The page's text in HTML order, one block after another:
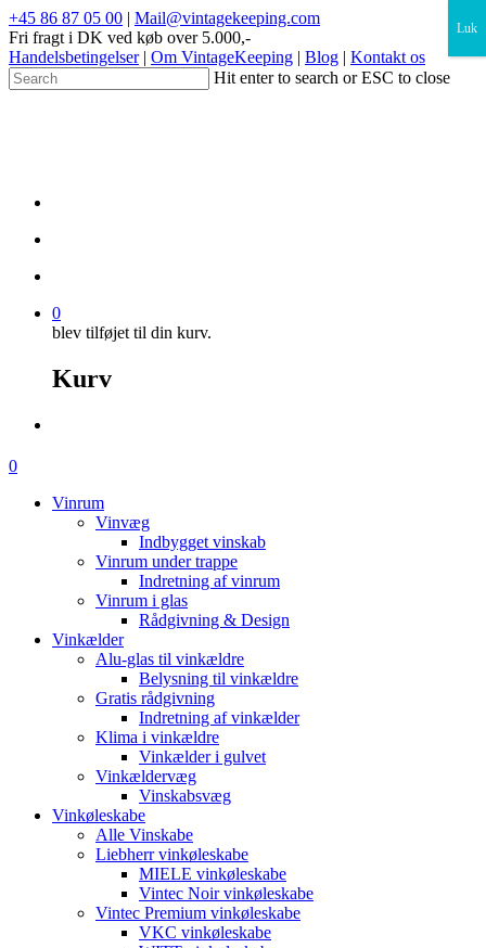
+45 86 87 05 00 | Mail@vintagekeeping.com
Fri fragt i DK ved køb over 5.000,-
Handelsbetingelser| Om VintageKeeping | Blog | Kontakt os
Hit enter to search or ESC to close
0
blev tilføjet til din kurv.
Kurv
0
Vinrum
Vinvæg
Indbygget vinskab
Vinrum under trappe
Indretning af vinrum
Vinrum i glas
Rådgivning & Design
Vinkælder
Alu-glas til vinkældre
Belysning til vinkældre
Gratis rådgivning
Indretning af vinkælder
Klima i vinkældre
Vinkælder i gulvet
Vinkældervæg
Vinskabsvæg
Vinkøleskabe
Alle Vinskabe
Liebherr vinkøleskabe
MIELE vinkøleskabe
Vintec Noir vinkøleskabe
Vintec Premium vinkøleskabe
VKC vinkøleskabe
×
Luk